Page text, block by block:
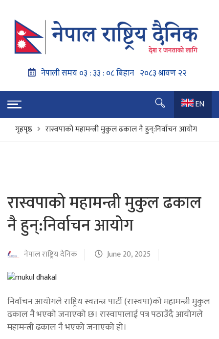
EN
गृहपृष्ठ
रास्वपाको महामन्त्री मुकुल ढकाल नै हुन्:निर्वाचन आयोग
रास्वपाको महामन्त्री मुकुल ढकाल
नै हुन्:निर्वाचन आयोग
नेपाल राष्ट्रिय दैनिक June 20, 2025
निर्वाचन आयोगले राष्ट्रिय स्वतन्त्र पार्टी (रास्वपा)को महामन्त्री मुकुल
ढकाल नै भएको जनाएको छ। रास्वापालाई पत्र पठाउँदै आयोगले
महामन्त्री ढकाल नै भएको जनाएको हो।